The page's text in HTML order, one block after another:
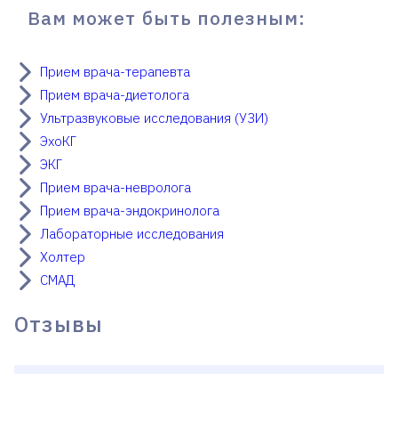
Вам может быть полезным:
Прием врача-терапевта
Прием врача-диетолога
Ультразвуковые исследования (УЗИ)
ЭхоКГ
ЭКГ
Прием врача-невролога
Прием врача-эндокринолога
Лабораторные исследования
Холтер
СМАД
Отзывы